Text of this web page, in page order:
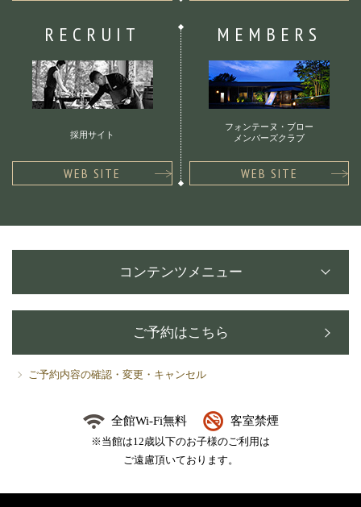
RECRUIT
採用サイト
WEB SITE
MEMBERS
フォンテーヌ・ブロー
メンバーズクラブ
WEB SITE
コンテンツメニュー
ご予約はこちら
ご予約内容の確認・変更・キャンセル
全館Wi-Fi無料 客室禁煙
※当館は12歳以下のお子様のご利用は
ご遠慮頂いております。